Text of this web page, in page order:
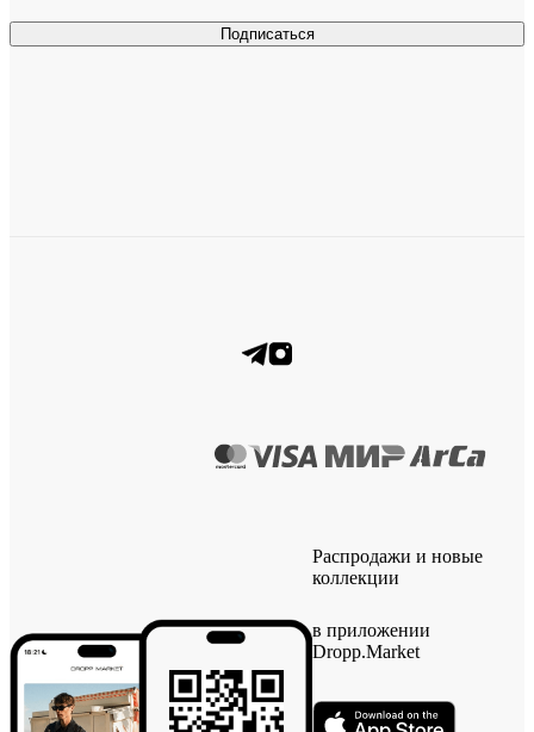
Подписаться
Распродажи и новые
коллекции
в приложении
Dropp.Market